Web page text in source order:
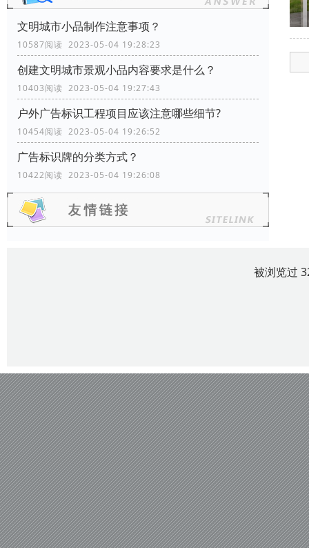
文明城市小品制作注意事项？
10587阅读 2023-05-04 19:28:23
创建文明城市景观小品内容要求是什么？
10403阅读 2023-05-04 19:27:43
户外广告标识工程项目应该注意哪些细节?
10454阅读 2023-05-04 19:26:52
广告标识牌的分类方式？
10422阅读 2023-05-04 19:26:08
被浏览过